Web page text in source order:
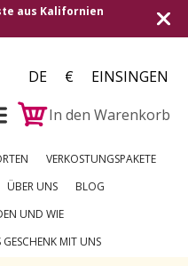
alle europäischen Länder |
DE €
EINSINGEN
In den Warenkorb
VERKOSTUNGSPAKETE
ÜBER UNS
BLOG
UND WIE
GESCHENK MIT UNS